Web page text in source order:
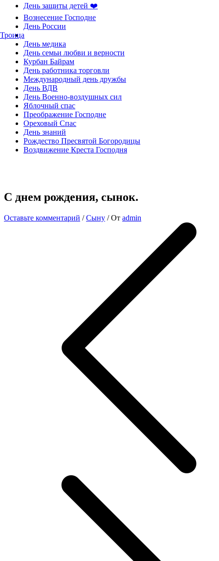
День защиты детей ❤️
Вознесение Господне
День России
Троица
День медика
День семьи любви и верности
Курбан Байрам
День работника торговли
Международный день дружбы
День ВДВ
День Военно-воздушных сил
Яблочный спас
Преображение Господне
Ореховый Спас
День знаний
Рождество Пресвятой Богородицы
Воздвижение Креста Господня
С днем рождения, сынок.
Оставьте комментарий /Сыну / От admin